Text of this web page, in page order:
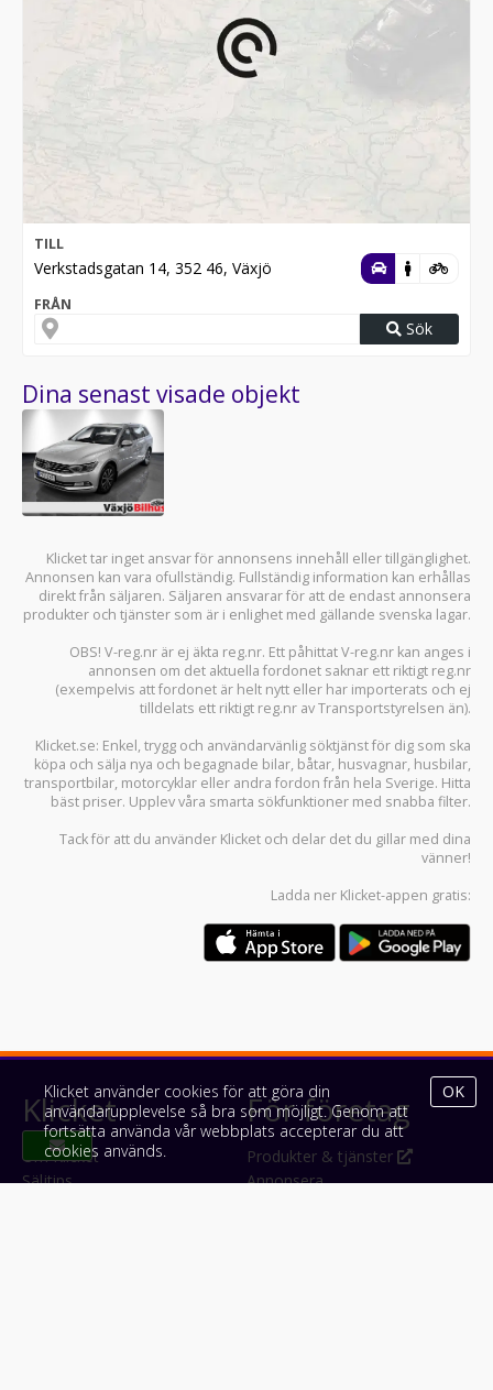
TILL
Verkstadsgatan 14, 352 46, Växjö
FRÅN
Sök
Dina senast visade objekt
Klicket tar inget ansvar för annonsens innehåll eller tillgänglighet.
Annonsen kan vara ofullständig. Fullständig information kan erhållas
direkt från säljaren. Säljaren ansvarar för att de endast annonsera
produkter och tjänster som är i enlighet med gällande svenska lagar.
OBS! V-reg.nr är ej äkta reg.nr. Ett påhittat V-reg.nr kan anges i
annonsen om det aktuella fordonet saknar ett riktigt reg.nr
(exempelvis att fordonet är helt nytt eller har importerats och ej
tilldelats ett riktigt reg.nr av Transportstyrelsen än).
Klicket.se: Enkel, trygg och användarvänlig söktjänst för dig som ska
köpa och sälja nya och begagnade bilar, båtar, husvagnar, husbilar,
transportbilar, motorcyklar eller andra fordon från hela Sverige. Hitta
bäst priser. Upplev våra smarta sökfunktioner med snabba filter.
Tack för att du använder Klicket och delar det du gillar med dina
vänner!
Ladda ner Klicket-appen gratis:
Klicket
Om Klicket
Säljtips
För företag
Produkter & tjänster
Annonsera
Klicket använder cookies för att göra din
användarupplevelse så bra som möjligt. Genom att
fortsätta använda vår webbplats accepterar du att
cookies används.
OK